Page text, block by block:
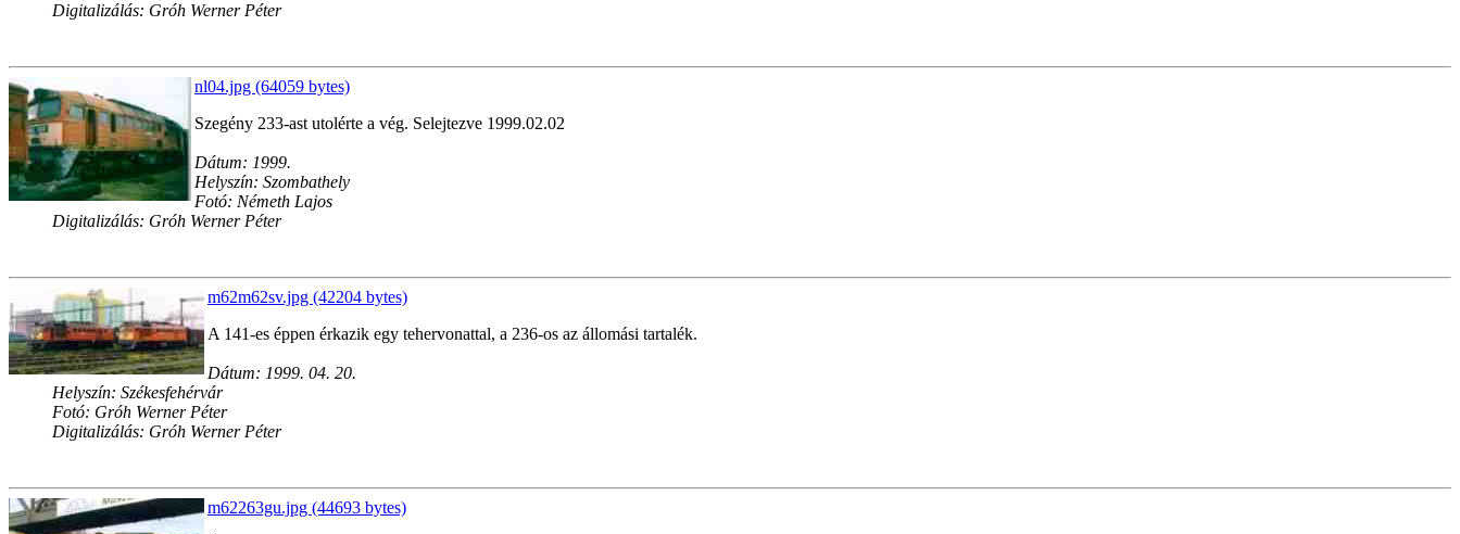
Digitalizálás: Gróh Werner Péter
nl04.jpg (64059 bytes)
Szegény 233-ast utolérte a vég. Selejtezve 1999.02.02
Dátum: 1999.
Helyszín: Szombathely
Fotó: Németh Lajos
Digitalizálás: Gróh Werner Péter
m62m62sv.jpg (42204 bytes)
A 141-es éppen érkazik egy tehervonattal, a 236-os az állomási tartalék.
Dátum: 1999. 04. 20.
Helyszín: Székesfehérvár
Fotó: Gróh Werner Péter
Digitalizálás: Gróh Werner Péter
m62263gu.jpg (44693 bytes)